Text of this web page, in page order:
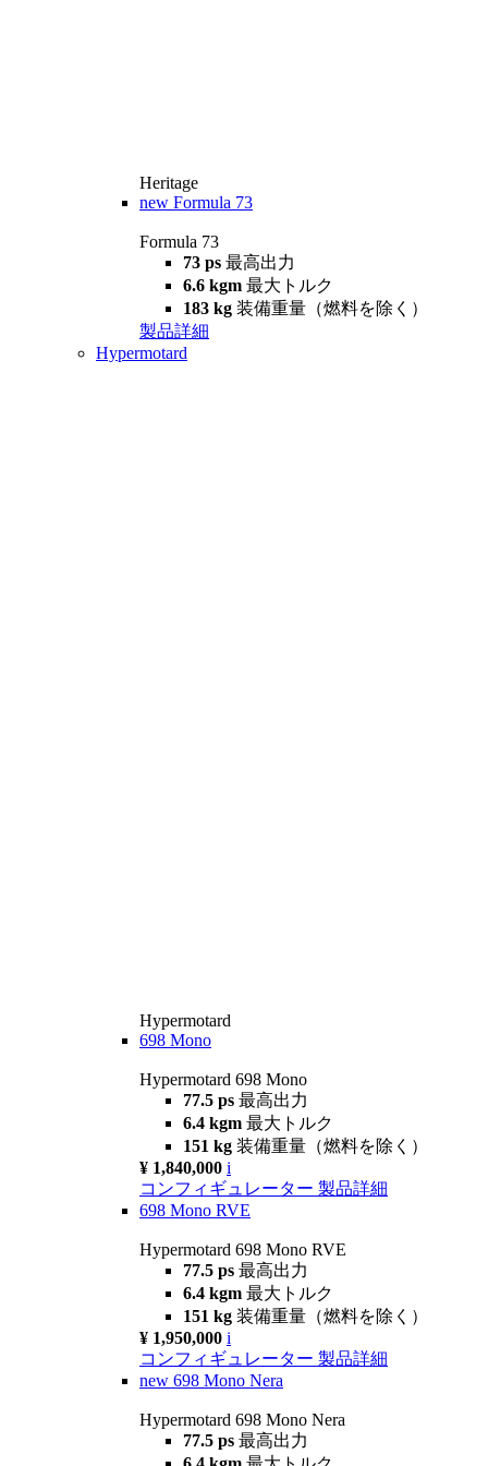
Heritage
new Formula 73
Formula 73
73 ps 最高出力
6.6 kgm 最大トルク
183 kg 装備重量（燃料を除く）
製品詳細
Hypermotard
Hypermotard
698 Mono
Hypermotard 698 Mono
77.5 ps 最高出力
6.4 kgm 最大トルク
151 kg 装備重量（燃料を除く）
¥ 1,840,000 i
コンフィギュレーター 製品詳細
698 Mono RVE
Hypermotard 698 Mono RVE
77.5 ps 最高出力
6.4 kgm 最大トルク
151 kg 装備重量（燃料を除く）
¥ 1,950,000 i
コンフィギュレーター 製品詳細
new 698 Mono Nera
Hypermotard 698 Mono Nera
77.5 ps 最高出力